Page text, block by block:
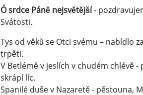
Ó srdce Páně nejsvětější-
Svátosti.
Tys od věků se Otci svému – nabídlo
trpěti.
V Betlémě v jeslích v chudém chlévě
skrápí líc.
Spanilé duše v Nazaretě - pěstouna,